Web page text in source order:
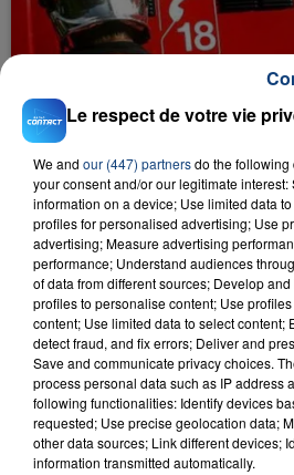
23 juillet 2026
INCENDIE MORTEL À
SON BÉBÉ ENTRE LA VIE
Un homme s'est immolé par
aspergé sa compagne et
d'un liquide inflammable.
20 juillet 2026
UNE ADOLESCENTE
OPÉRER DE LA CHEVILLE
Le respect de votre vie
We and our (447) partnersdo the following
your consent and/or our legitimate interest:
information on a device; Use limited data
profiles for personalised advertising; Use
advertising; Measure advertising
performance; Understand audiences
of data from different sources; Develop
profiles to personalise content; Use
content; Use limited data to select content;
detect fraud, and fix errors; Deliver and
Save and communicate privacy choices.
process personal data such as IP address
following functionalities: Identify devices
requested; Use precise geolocation data;
other data sources; Link different devices;
information transmitted automatically.